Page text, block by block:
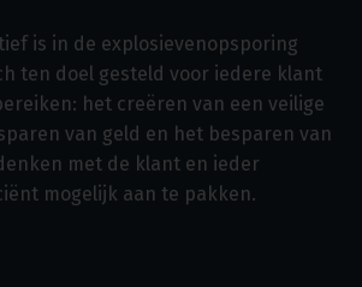
is in de explosievenopsporing
ten doel gesteld voor iedere klant
het creëren van een veilige
van geld en het besparen van
met de klant en ieder
mogelijk aan te pakken.